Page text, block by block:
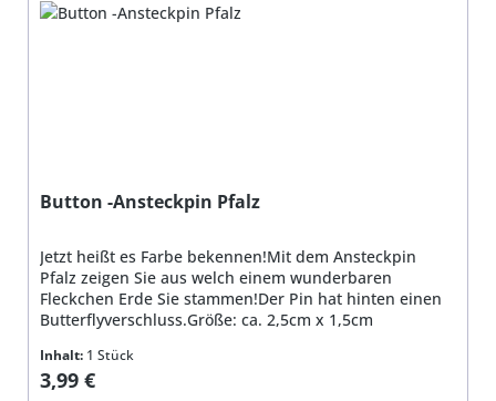
Button -Ansteckpin Pfalz
Jetzt heißt es Farbe bekennen!Mit dem Ansteckpin
Pfalz zeigen Sie aus welch einem wunderbaren
Fleckchen Erde Sie stammen!Der Pin hat hinten einen
Butterflyverschluss.Größe: ca. 2,5cm x 1,5cm
Inhalt: 1 Stück
Regulärer Preis:
3,99 €